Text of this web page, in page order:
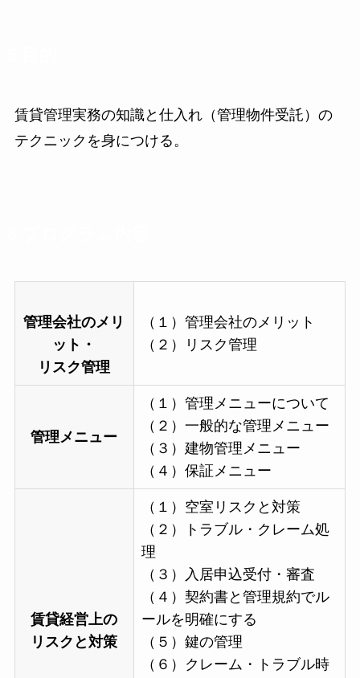
賃貸管理実務の知識と仕入れ（管理物件受託）の
テクニックを身につける。
管理会社のメリ
ット・
リスク管理
（１）管理会社のメリット
（２）リスク管理
管理メニュー
（１）管理メニューについて
（２）一般的な管理メニュー
（３）建物管理メニュー
（４）保証メニュー
賃貸経営上の
リスクと対策
（１）空室リスクと対策
（２）トラブル・クレーム処
理
（３）入居申込受付・審査
（４）契約書と管理規約でル
ールを明確にする
（５）鍵の管理
（６）クレーム・トラブル時